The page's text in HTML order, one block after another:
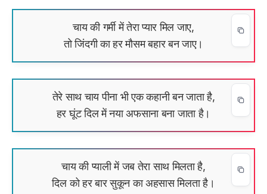
चाय की गर्मी में तेरा प्यार मिल जाए,
तो जिंदगी का हर मौसम बहार बन जाए।
तेरे साथ चाय पीना भी एक कहानी बन जाता है,
हर घूंट दिल में नया अफसाना बना जाता है।
चाय की प्याली में जब तेरा साथ मिलता है,
दिल को हर बार सुकून का अहसास मिलता है।